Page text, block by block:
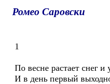
Ромео Саровски
1
По весне растает снег
И в день первый